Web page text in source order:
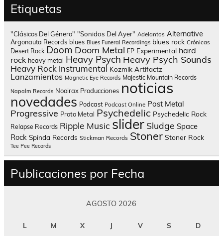
Etiquetas
"Clásicos Del Género" "Sonidos Del Ayer" Adelantos Alternative
Argonauta Records blues Blues Funeral Recordings blues rock Crónicas
Desert Rock Doom Doom Metal EP Experimental hard
rock heavy metal Heavy Psych Heavy Psych Sounds
Heavy Rock Instrumental Kozmik Artifactz
Lanzamientos Magnetic Eye Records Majestic Mountain Records
Napalm Records Nooirax Producciones noticias
novedades Podcast Podcast Online Post Metal
Progressive Proto Metal Psychedelic Psychedelic Rock
Relapse Records Ripple Music slider Sludge Space
Rock Spinda Records Stickman Records Stoner Stoner Rock
Tee Pee Records
Publicaciones por Fecha
AGOSTO 2026
L M X J V S D